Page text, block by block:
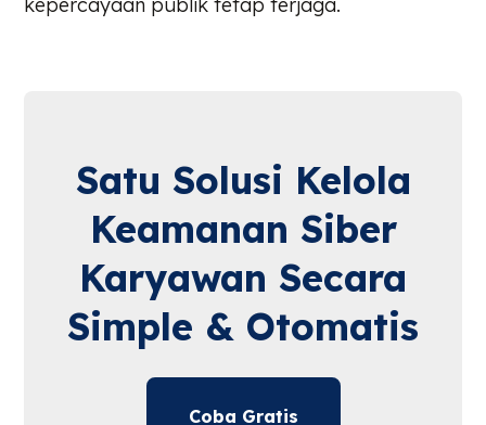
Satu Solusi Kelola
Keamanan Siber
Karyawan Secara
Simple & Otomatis
Coba Gratis